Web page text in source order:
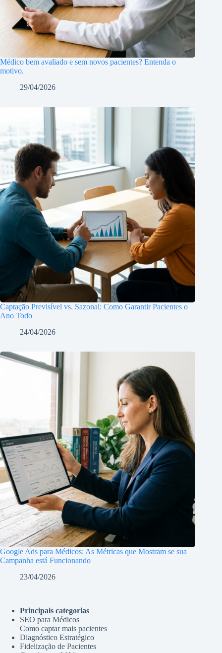
Médico bem avaliado e sem novos pacientes? Entenda o
motivo.
29/04/2026
Captação Previsível vs. Sazonal: Como Garantir Pacientes o
Ano Todo
24/04/2026
Google Ads para Médicos: As Métricas que Mostram se sua
Campanha está Funcionando
23/04/2026
Principais categorias
SEO para Médicos
Como captar mais pacientes
Diagnóstico Estratégico
Fidelização de Pacientes